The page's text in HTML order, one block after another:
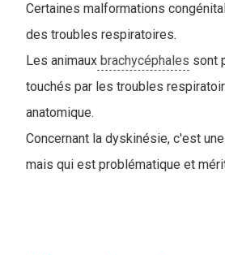
Certaines malformations
des troubles respiratoires.
Les animaux brachycéphales sont
touchés par les troubles
anatomique.
Concernant la dyskinésie, c'est
mais qui est problématique et